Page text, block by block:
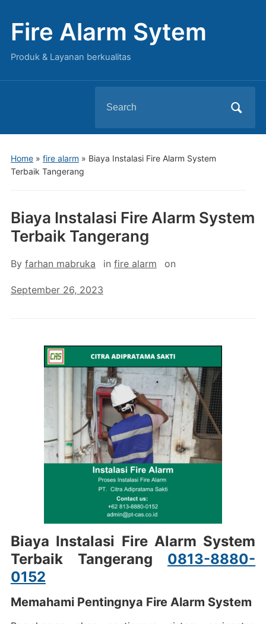
Fire Alarm Sytem
Produk & Layanan berkualitas
for:
Home» fire alarm » Biaya Instalasi Fire Alarm System
Terbaik Tangerang
Biaya Instalasi Fire Alarm System
Terbaik Tangerang
By farhan mabruka in fire alarm on
September 26, 2023
Biaya Instalasi Fire Alarm System
Terbaik Tangerang 0813-8880-
0152
Memahami Pentingnya Fire Alarm System